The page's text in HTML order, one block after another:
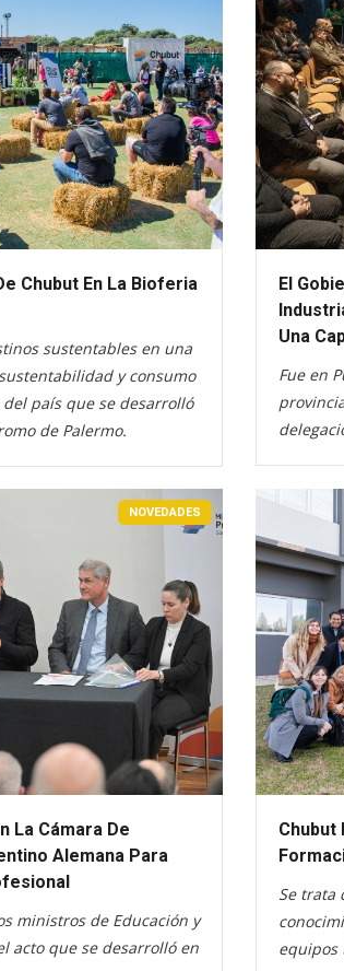
Chubut En La Bioferia
sustentables en una
y consumo
país que se desarrolló
de Palermo.
El
Una
Fue en
NOVEDADES
La Cámara De
Alemana Para
ministros de Educación y
acto que se desarrolló en
Chubut
Se trata
equipos